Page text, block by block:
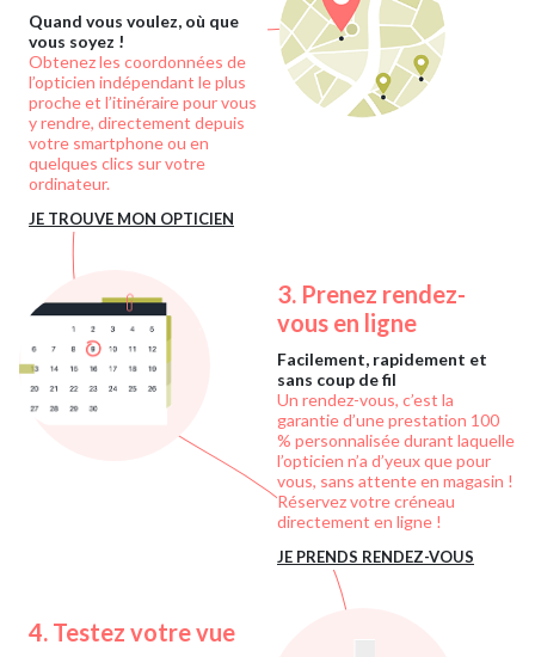
Quand vous voulez, où que
vous soyez !
Obtenez les coordonnées de
l’opticien indépendant le plus
proche et l’itinéraire pour vous
y rendre, directement depuis
votre smartphone ou en
quelques clics sur votre
ordinateur.
JE TROUVE MON OPTICIEN
3. Prenez rendez-
vous en ligne
Facilement, rapidement et
sans coup de fil
Un rendez-vous, c’est la
garantie d’une prestation 100
% personnalisée durant laquelle
l’opticien n’a d’yeux que pour
vous, sans attente en magasin !
Réservez votre créneau
directement en ligne !
JE PRENDS RENDEZ-VOUS
4. Testez votre vue